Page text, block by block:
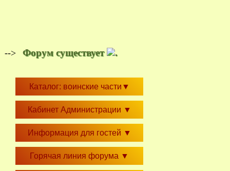
--> Форум существует .
Каталог: воинские части ▼
Кабинет Администрации ▼
Информация для гостей ▼
Горячая линия форума ▼